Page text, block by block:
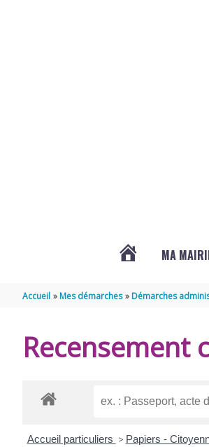
MA
Accueil Mes démarches Démarches
Recensement
Accueil particuliers > Papiers -